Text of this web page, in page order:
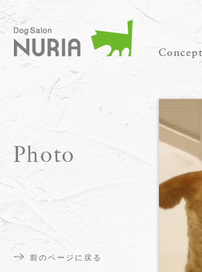
前のページに戻る